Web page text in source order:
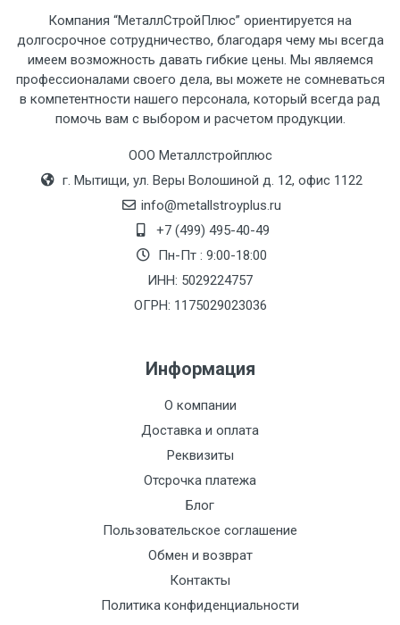
Компания “МеталлСтройПлюс” ориентируется на
долгосрочное сотрудничество, благодаря чему мы всегда
имеем возможность давать гибкие цены. Мы являемся
профессионалами своего дела, вы можете не сомневаться
в компетентности нашего персонала, который всегда рад
помочь вам с выбором и расчетом продукции.
ООО Металлстройплюс
г. Мытищи, ул. Веры Волошиной д. 12, офис 1122
info@metallstroyplus.ru
+7 (499) 495-40-49
Пн-Пт : 9:00-18:00
ИНН: 5029224757
ОГРН: 1175029023036
Информация
О компании
Доставка и оплата
Реквизиты
Отсрочка платежа
Блог
Пользовательское соглашение
Обмен и возврат
Контакты
Политика конфиденциальности